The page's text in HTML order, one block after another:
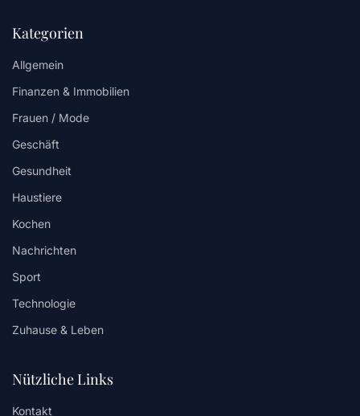
Kategorien
Allgemein
Finanzen & Immobilien
Frauen / Mode
Geschäft
Gesundheit
Haustiere
Kochen
Nachrichten
Sport
Technologie
Zuhause & Leben
Nützliche Links
Kontakt